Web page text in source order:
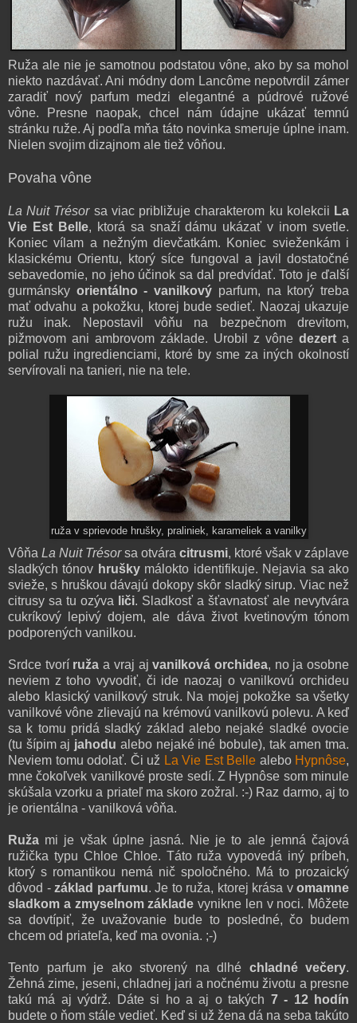
Ruža ale nie je samotnou podstatou vône, ako by sa mohol
niekto nazdávať. Ani módny dom Lancôme nepotvrdil zámer
zaradiť nový parfum medzi elegantné a púdrové ružové
vône. Presne naopak, chcel nám údajne ukázať temnú
stránku ruže. Aj podľa mňa táto novinka smeruje úplne inam.
Nielen svojim dizajnom ale tiež vôňou.
Povaha vône
La Nuit Trésorsa viac približuje charakterom ku kolekcii La
Vie Est Belle, ktorá sa snaží dámu ukázať v inom svetle.
Koniec vílam a nežným dievčatkám. Koniec svieženkám i
klasickému Orientu, ktorý síce fungoval a javil dostatočné
sebavedomie, no jeho účinok sa dal predvídať. Toto je ďalší
gurmánsky orientálno - vanilkový parfum, na ktorý treba
mať odvahu a pokožku, ktorej bude sedieť. Naozaj ukazuje
ružu inak. Nepostavil vôňu na bezpečnom drevitom,
pižmovom ani ambrovom základe. Urobil z vône dezert a
polial ružu ingredienciami, ktoré by sme za iných okolností
servírovali na tanieri, nie na tele.
ruža v sprievode hrušky, praliniek, karameliek a vanilky
Vôňa La Nuit Trésorsa otvára citrusmi, ktoré však v záplave
sladkých tónov hrušky málokto identifikuje. Nejavia sa ako
svieže, s hruškou dávajú dokopy skôr sladký sirup. Viac než
citrusy sa tu ozýva
liči. Sladkosť a šťavnatosť ale nevytvára
cukríkový lepivý dojem, ale dáva život kvetinovým tónom
podporených vanilkou.
Srdce tvorí ruža a vraj ajvanilková orchidea, no ja osobne
neviem z toho vyvodiť, či ide naozaj o vanilkovú orchideu
alebo klasický vanilkový struk. Na mojej pokožke sa všetky
vanilkové vône zlievajú na krémovú vanilkovú polevu. A keď
sa k tomu pridá sladký základ alebo nejaké sladké ovocie
(tu šípim aj jahodu alebo nejaké iné bobule), tak amen tma.
Neviem tomu odolať. Či už La Vie Est Belle alebo Hypnôse,
mne čokoľvek vanilkové proste sedí. Z Hypnôse som minule
skúšala vzorku a priateľ ma skoro zožral. :-) Raz darmo, aj to
je orientálna - vanilková vôňa.
Ruža mi je však úplne jasná. Nie je to ale jemná čajová
ružička typu Chloe Chloe. Táto ruža vypovedá iný príbeh,
ktorý s romantikou nemá nič spoločného. Má to prozaický
dôvod - základ parfumu. Je to ruža, ktorej krása v omamne
sladkom a zmyselnom základe vynikne len v noci. Môžete
sa dovtípiť, že uvažovanie bude to posledné, čo budem
chcem od priateľa, keď ma ovonia. ;-)
Tento parfum je ako stvorený na dlhé chladné večery.
Žehná zime, jeseni, chladnej jari a nočnému životu a presne
takú má aj výdrž. Dáte si ho a aj o takých 7 - 12 hodín
budete o ňom stále vedieť. Keď si už žena dá na seba takúto